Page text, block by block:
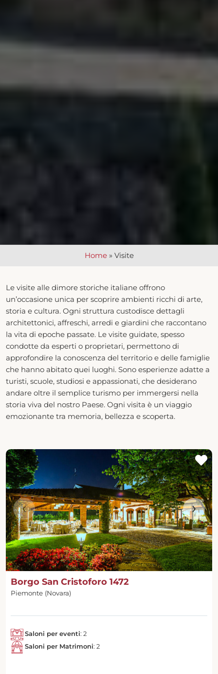
Home» Visite
Le visite alle dimore storiche italiane offrono
un’occasione unica per scoprire ambienti ricchi di arte,
storia e cultura. Ogni struttura custodisce dettagli
architettonici, affreschi, arredi e giardini che raccontano
la vita di epoche passate. Le visite guidate, spesso
condotte da esperti o proprietari, permettono di
approfondire la conoscenza del territorio e delle famiglie
che hanno abitato quei luoghi. Sono esperienze adatte a
turisti, scuole, studiosi e appassionati, che desiderano
andare oltre il semplice turismo per immergersi nella
storia viva del nostro Paese. Ogni visita è un viaggio
emozionante tra memoria, bellezza e scoperta.
‹ ›
Borgo San Cristoforo 1472
Piemonte (Novara)
Saloni per eventi: 2
Saloni per Matrimoni: 2